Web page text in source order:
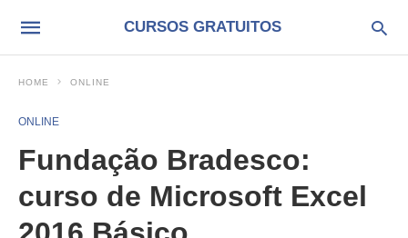
CURSOS GRATUITOS
HOME ONLINE
ONLINE
Fundação Bradesco:
curso de Microsoft Excel